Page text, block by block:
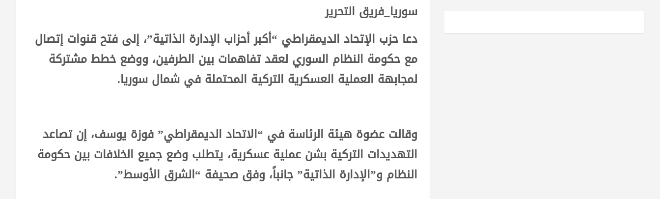
سوريا_فريق التحرير
دعا حزب الإتحاد الديمقراطي “أكبر أحزاب الإدارة الذاتية”، إلى فتح قنوات إتصال
مع حكومة النظام السوري لعقد تفاهمات بين الطرفين، ووضع خطط مشتركة
لمجابهة العملية العسكرية التركية المحتملة في شمال سوريا.
وقالت عضوة هيئة الرئاسة في “الاتحاد الديمقراطي” فوزة يوسف، إن تصاعد
التهديدات التركية بشن عملية عسكرية، يتطلب وضع جميع الخلافات بين حكومة
النظام و”الإدارة الذاتية” جانباً، وفق صحيفة “الشرق الأوسط”.